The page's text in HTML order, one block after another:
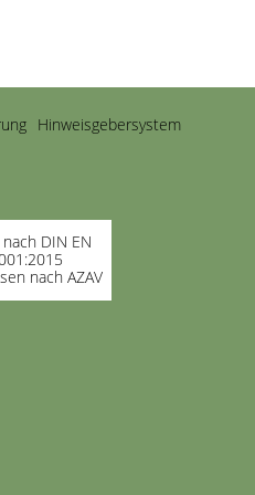
Hinweisgebersystem
DIN EN
nach AZAV